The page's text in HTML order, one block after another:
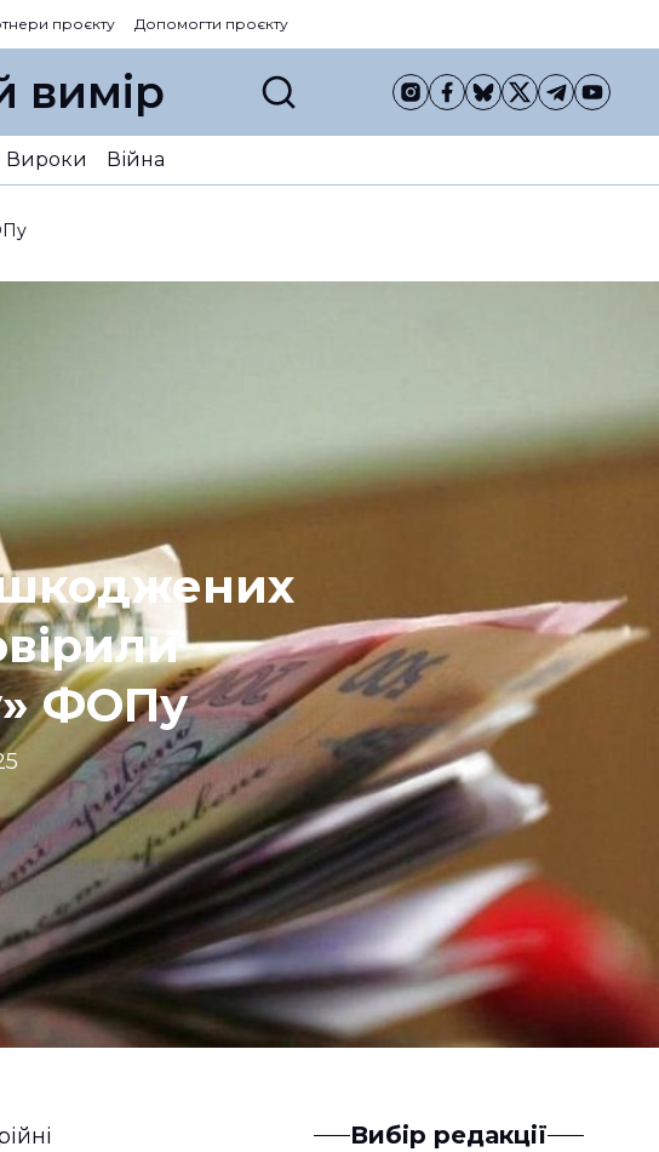
проєкту Допомогти проєкту
вимір
Вироки Війна
ФОПу
Вибір редакції